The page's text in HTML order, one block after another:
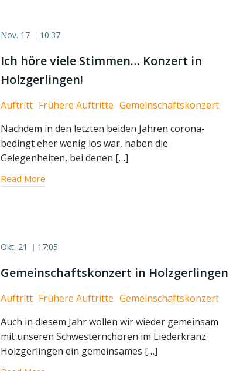
Nov. 17 | 10:37
Ich höre viele Stimmen… Konzert in
Holzgerlingen!
Auftritt Frühere Auftritte Gemeinschaftskonzert
Nachdem in den letzten beiden Jahren corona-
bedingt eher wenig los war, haben die
Gelegenheiten, bei denen […]
Read More
Okt. 21 | 17:05
Gemeinschaftskonzert in Holzgerlingen
Auftritt Frühere Auftritte Gemeinschaftskonzert
Auch in diesem Jahr wollen wir wieder gemeinsam
mit unseren Schwesternchören im Liederkranz
Holzgerlingen ein gemeinsames […]